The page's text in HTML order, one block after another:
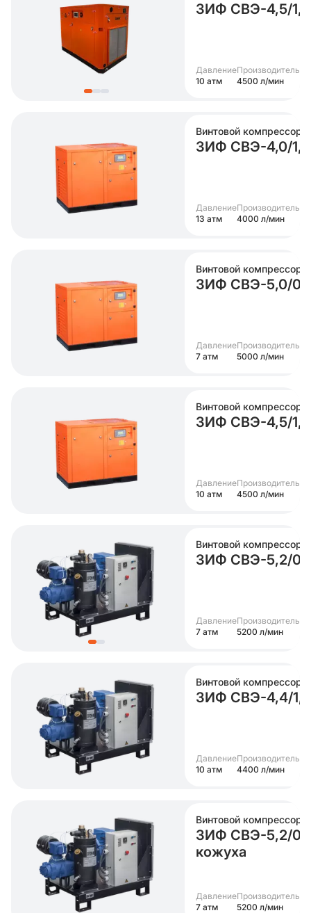
ЗИФ СВЭ-4,5/
Давление
10 атм
4500 л/мин
Винтовой компрессор
ЗИФ СВЭ-4,0/
Давление
13 атм
4000 л/мин
Винтовой компрессор
ЗИФ СВЭ-5,0/
Давление
7 атм
5000 л/мин
Винтовой компрессор
ЗИФ СВЭ-4,5/
Давление
10 атм
4500 л/мин
Винтовой компрессор
ЗИФ СВЭ-5,2/
Давление
7 атм
5200 л/мин
Винтовой компрессор
ЗИФ СВЭ-4,4/1,0
Давление
10 атм
4400 л/мин
Винтовой компрессор
ЗИФ СВЭ-5,2/
кожуха
Давление
7 атм
5200 л/мин